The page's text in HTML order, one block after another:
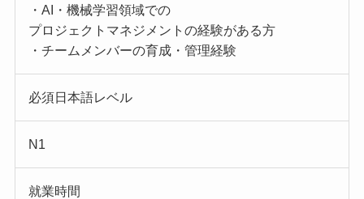
・AI・機械学習領域での
プロジェクトマネジメントの経験がある方
・チームメンバーの育成・管理経験
必須日本語レベル
N1
就業時間